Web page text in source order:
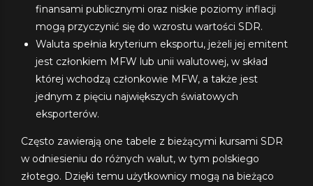
finansami publicznymi oraz niskie poziomy inflacji
mogą przyczynić się do wzrostu wartości SDR.
Waluta spełnia kryterium eksportu, jeżeli jej emitent
jest członkiem MFW lub unii walutowej, w skład
której wchodzą członkowie MFW, a także jest
jednym z pięciu największych światowych
eksporterów.
Często zawierają one tabele z bieżącymi kursami SDR
w odniesieniu do różnych walut, w tym polskiego
złotego. Dzięki temu użytkownicy mogą na bieżąco